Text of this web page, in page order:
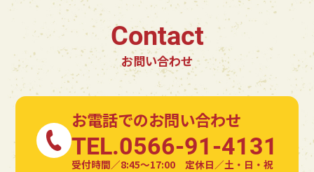
Contact
お問い合わせ
お電話でのお問い合わせ
TEL.0566-91-4131
受付時間／8:45〜17:00 定休日／土・日・祝